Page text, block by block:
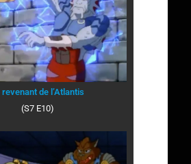
revenant de l’Atlantis
(S7 E10)